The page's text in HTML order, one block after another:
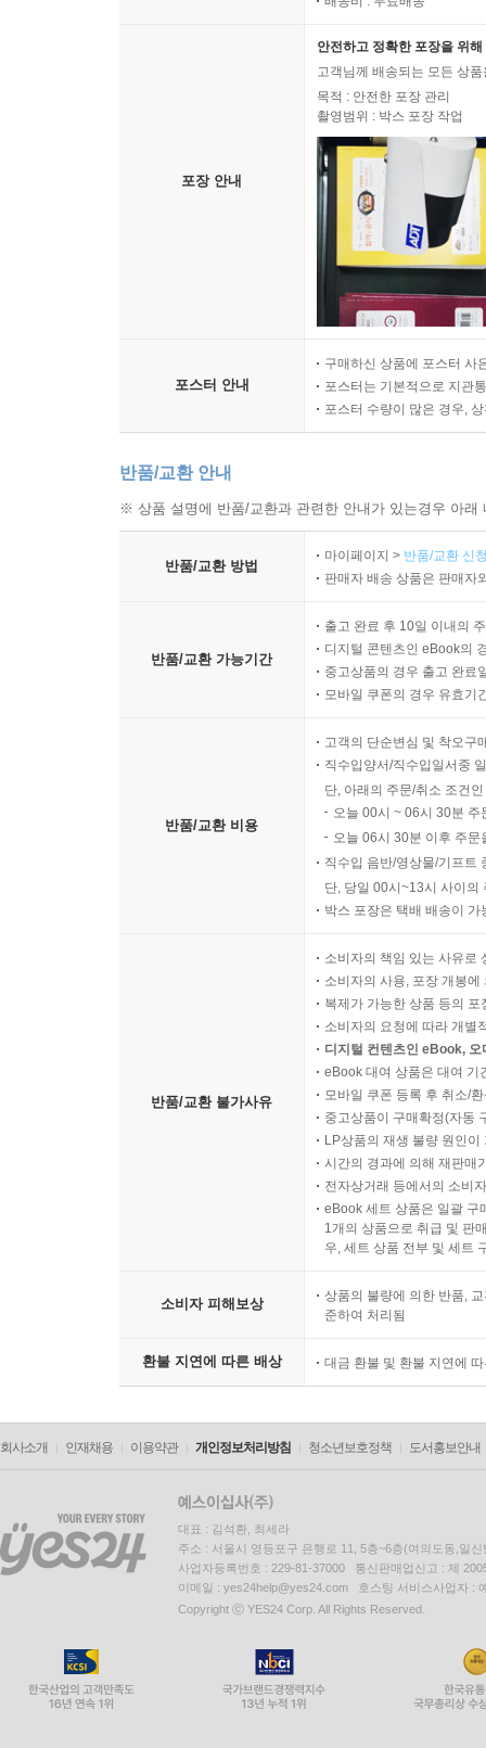
포장 안내
안전하고 정확한 포장을 위
고객님께 배송되는 모든 상
목적 : 안전한 포장 관리
촬영범위 : 박스 포장 작업
포스터 안내
구매하신 상품에 포스터 사
포스터는 기본적으로 지관
포스터 수량이 많은 경우,
반품/교환 안내
※ 상품 설명에 반품/교환과 관련한 안내가 있는경우 아
반품/교환 방법
마이페이지 > 반품/교환 신
판매자 배송 상품은 판매자
반품/교환 가능기간
출고 완료 후 10일 이내의
디지털 콘텐츠인 eBook의
중고상품의 경우 출고 완료
모바일 쿠폰의 경우 유효기
반품/교환 비용
고객의 단순변심 및 착오구
직수입양서/직수입일서중
단, 아래의 주문/취소 조건
오늘 00시 ~ 06시 30분
오늘 06시 30분 이후 주
직수입 음반/영상물/기프트
단, 당일 00시~13시 사이의
박스 포장은 택배 배송이
반품/교환 불가사유
소비자의 책임 있는 사유로
소비자의 사용, 포장 개봉
복제가 가능한 상품 등의
소비자의 요청에 따라 개별
디지털 컨텐츠인 eBook,
eBook 대여 상품은 대여 기
모바일 쿠폰 등록 후 취소/
중고상품이 구매확정(자동
LP상품의 재생 불량 원인
시간의 경과에 의해 재판매
전자상거래 등에서의 소비
eBook 세트 상품은 일괄 구
1개의 상품으로 취급 및 판
우, 세트 상품 전부 및 세트
소비자 피해보상
상품의 불량에 의한 반품,
준하여 처리됨
환불 지연에 따른 배상 대금 환불 및 환불 지연에
회사소개 인재채용 이용약관 개인정보처리방침 청소년보호정책 도서홍보안내
대표 : 김석환, 최세라
주소 : 서울시 영등포구 은행로 11, 5층~6층(여의도동,일신
사업자등록번호 : 229-81-37000 통신판매업신고 : 제
이메일 : yes24help@yes24.com 호스팅 서비스사업자 :
Copyright ⓒ YES24 Corp. All Rights Reserved.